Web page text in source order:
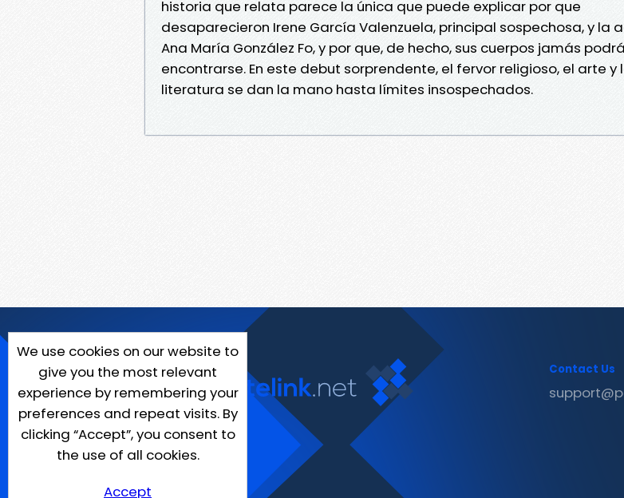
historia que relata parece la única que puede explicar por que
desaparecieron Irene García Valenzuela, principal sospechosa, y la
Ana María González Fo, y por que, de hecho, sus cuerpos jamás
encontrarse. En este debut sorprendente, el fervor religioso, el arte y
literatura se dan la mano hasta límites insospechados.
We use cookies on our website to
give you the most relevant
experience by remembering your
preferences and repeat visits. By
clicking “Accept”, you consent to
the use of all cookies.
Accept
Contact Us